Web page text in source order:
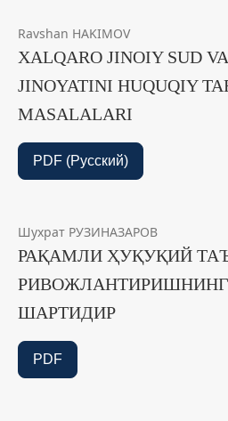
Ravshan HAKIMOV
XALQARO JINOIY SUD
JINOYATINI HUQUQIY
MASALALARI
PDF (Русский)
Шухрат РУЗИНАЗАРОВ
РАҚАМЛИ ҲУҚУҚИЙ
ШАРТИДИР
PDF